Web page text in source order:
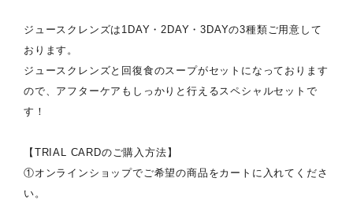
ジュースクレンズは1DAY・2DAY・3DAYの3種類ご用意して
おります。
ジュースクレンズと回復食のスープがセットになっております
ので、アフターケアもしっかりと行えるスペシャルセットで
す！
【TRIAL CARDのご購入方法】
①オンラインショップでご希望の商品をカートに入れてくださ
い。